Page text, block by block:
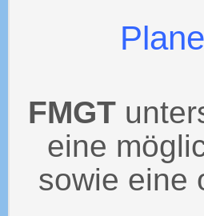
FMGT
eine
sowie eine